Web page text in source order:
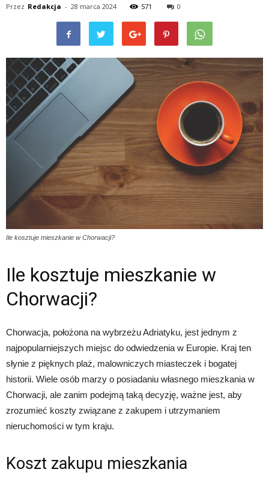
Przez Redakcja - 28 marca 2024 571 0
Ile kosztuje mieszkanie w Chorwacji?
Ile kosztuje mieszkanie w
Chorwacji?
Chorwacja, położona na wybrzeżu Adriatyku, jest jednym z
najpopularniejszych miejsc do odwiedzenia w Europie. Kraj ten
słynie z pięknych plaż, malowniczych miasteczek i bogatej
historii. Wiele osób marzy o posiadaniu własnego mieszkania w
Chorwacji, ale zanim podejmą taką decyzję, ważne jest, aby
zrozumieć koszty związane z zakupem i utrzymaniem
nieruchomości w tym kraju.
Koszt zakupu mieszkania